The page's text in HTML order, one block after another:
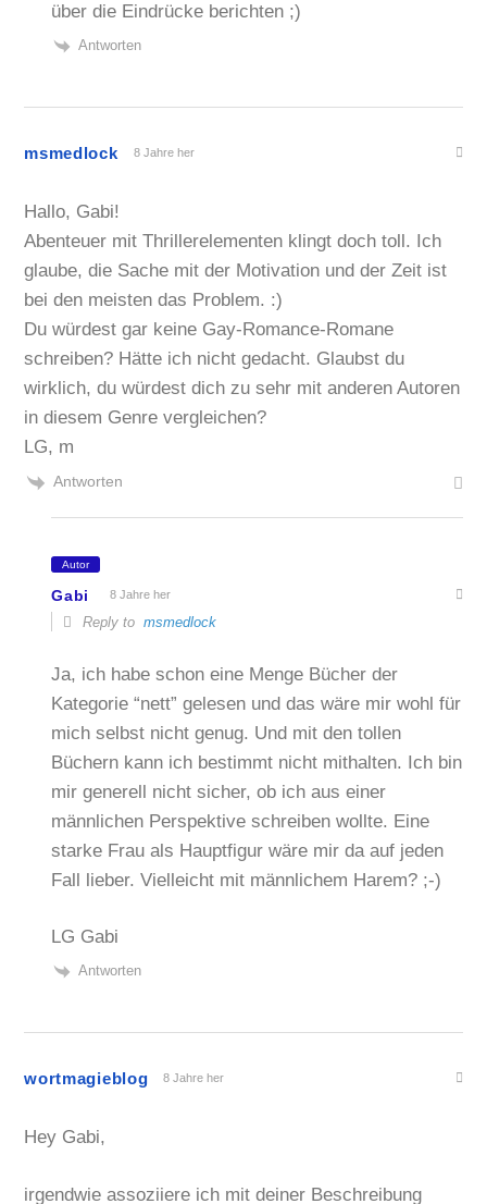
über die Eindrücke berichten ;)
Antworten
msmedlock 8 Jahre her
Hallo, Gabi!
Abenteuer mit Thrillerelementen klingt doch toll. Ich
glaube, die Sache mit der Motivation und der Zeit ist
bei den meisten das Problem. :)
Du würdest gar keine Gay-Romance-Romane
schreiben? Hätte ich nicht gedacht. Glaubst du
wirklich, du würdest dich zu sehr mit anderen Autoren
in diesem Genre vergleichen?
LG, m
Antworten
Autor
Gabi 8 Jahre her
Reply tomsmedlock
Ja, ich habe schon eine Menge Bücher der
Kategorie “nett” gelesen und das wäre mir wohl für
mich selbst nicht genug. Und mit den tollen
Büchern kann ich bestimmt nicht mithalten. Ich bin
mir generell nicht sicher, ob ich aus einer
männlichen Perspektive schreiben wollte. Eine
starke Frau als Hauptfigur wäre mir da auf jeden
Fall lieber. Vielleicht mit männlichem Harem? ;-)
LG Gabi
Antworten
wortmagieblog 8 Jahre her
Hey Gabi,
irgendwie assoziiere ich mit deiner Beschreibung